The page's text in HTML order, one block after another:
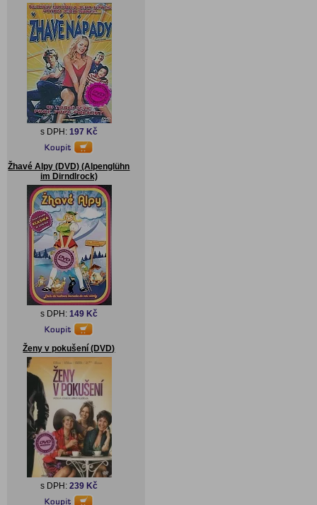
s DPH: 197 Kč
Žhavé Alpy (DVD) (Alpenglühn
im Dirndlrock)
s DPH: 149 Kč
Ženy v pokušení (DVD)
s DPH: 239 Kč